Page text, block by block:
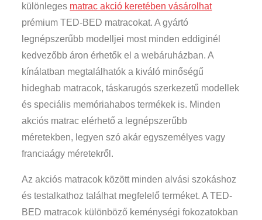
különleges matrac akció keretében vásárolhat
prémium TED-BED matracokat. A gyártó
legnépszerűbb modelljei most minden eddiginél
kedvezőbb áron érhetők el a webáruházban. A
kínálatban megtalálhatók a kiváló minőségű
hideghab matracok, táskarugós szerkezetű modellek
és speciális memóriahabos termékek is. Minden
akciós matrac elérhető a legnépszerűbb
méretekben, legyen szó akár egyszemélyes vagy
franciaágy méretekről.
Az akciós matracok között minden alvási szokáshoz
és testalkathoz találhat megfelelő terméket. A TED-
BED matracok különböző keménységi fokozatokban